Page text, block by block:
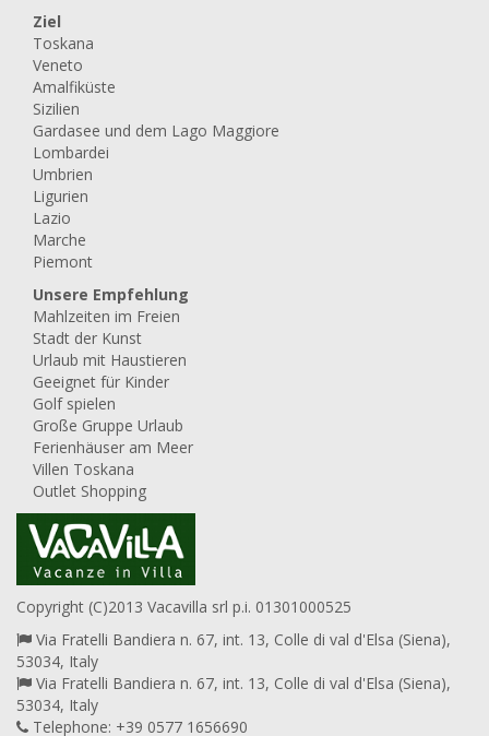
Ziel
Toskana
Veneto
Amalfiküste
Sizilien
Gardasee und dem Lago Maggiore
Lombardei
Umbrien
Ligurien
Lazio
Marche
Piemont
Unsere Empfehlung
Mahlzeiten im Freien
Stadt der Kunst
Urlaub mit Haustieren
Geeignet für Kinder
Golf spielen
Große Gruppe Urlaub
Ferienhäuser am Meer
Villen Toskana
Outlet Shopping
Copyright (C)2013 Vacavilla srl p.i. 01301000525
Via Fratelli Bandiera n. 67, int. 13, Colle di val d'Elsa (Siena),
53034, Italy
Via Fratelli Bandiera n. 67, int. 13, Colle di val d'Elsa (Siena),
53034, Italy
Telephone: +39 0577 1656690